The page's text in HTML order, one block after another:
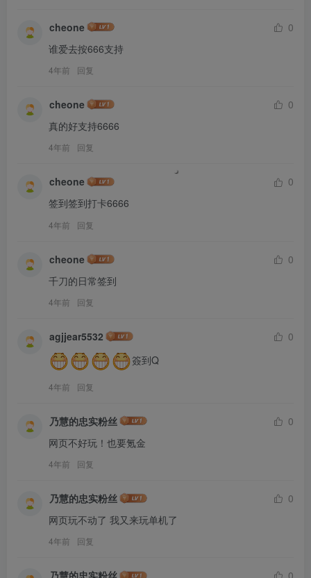
cheone
0
谁爱去按666支持
4年前 回复
cheone
0
真的好支持6666
4年前 回复
cheone
0
签到签到打卡6666
4年前 回复
cheone
0
千刀的日常签到
4年前 回复
agjjear5532
0
簽到Q
4年前 回复
乃慧的忠实粉丝
0
网页不好玩！也要氪金
4年前 回复
乃慧的忠实粉丝
0
网页玩不动了 我又来玩单机了
4年前 回复